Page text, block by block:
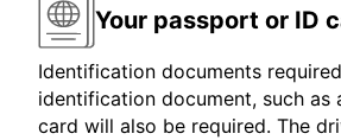
Your passport or ID
Identification documents
identification document, such as
card will also be required. The